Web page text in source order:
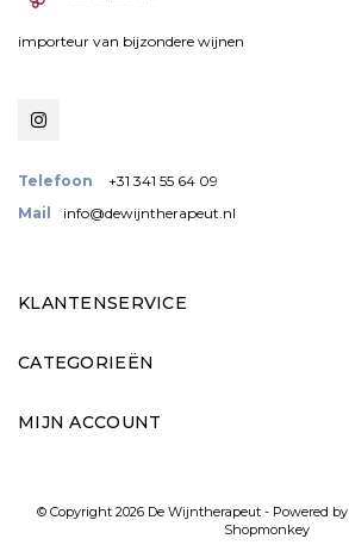
importeur van bijzondere wijnen
Telefoon
+31 341 55 64 09
Mail
info@dewijntherapeut.nl
KLANTENSERVICE
CATEGORIEËN
MIJN ACCOUNT
© Copyright 2026 De Wijntherapeut - Powered by
Shopmonkey